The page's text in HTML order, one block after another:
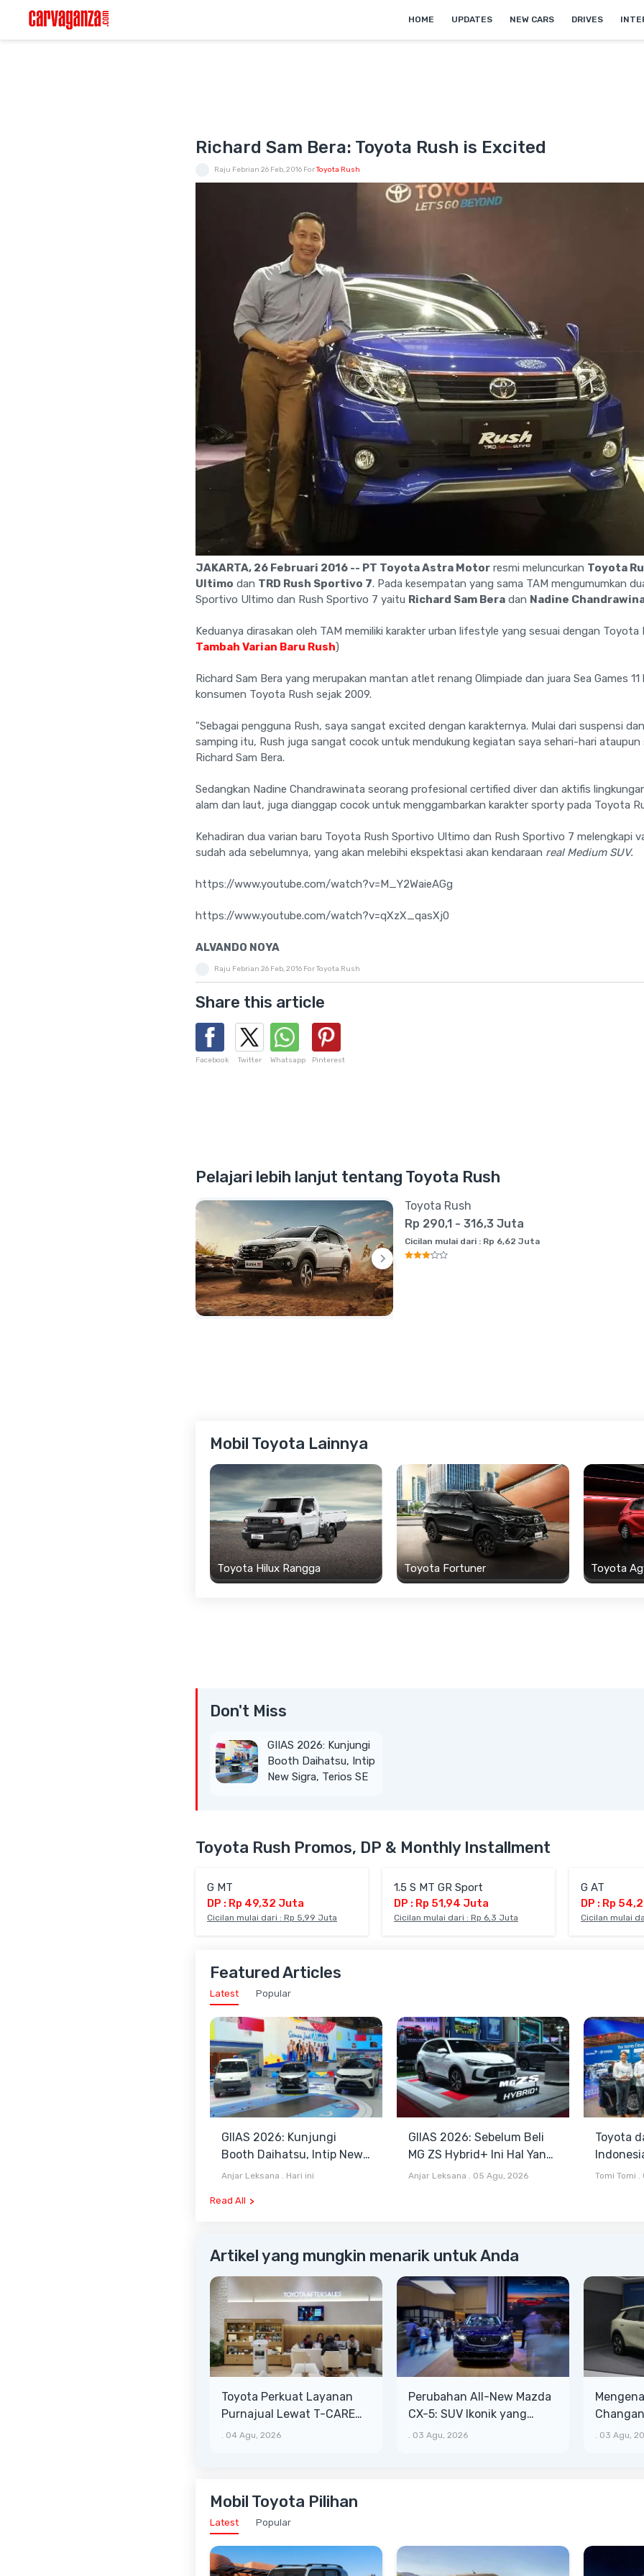
HOME UPDATES NEW CARS DRIVES
Richard Sam Bera: Toyota Rush is Excited
Raju Febrian 26 Feb, 2016 ForToyota Rush
JAKARTA, 26 Februari 2016 -- PT Toyota Astra Motor resmi meluncurkan Toyota
Ultimo dan TRD Rush Sportivo 7. Pada kesempatan yang sama TAM mengumumkan
Sportivo Ultimo dan Rush Sportivo 7 yaitu Richard Sam Bera dan Nadine
Keduanya dirasakan oleh TAM memiliki karakter urban lifestyle yang sesuai dengan Toyota
Tambah Varian Baru Rush)
Richard Sam Bera yang merupakan mantan atlet renang Olimpiade dan juara Sea Games 11
konsumen Toyota Rush sejak 2009.
"Sebagai pengguna Rush, saya sangat excited dengan karakternya. Mulai dari suspensi
samping itu, Rush juga sangat cocok untuk mendukung kegiatan saya sehari-hari ataupun
Richard Sam Bera.
Sedangkan Nadine Chandrawinata seorang profesional certified diver dan aktifis
alam dan laut, juga dianggap cocok untuk menggambarkan karakter sporty pada Toyota
Kehadiran dua varian baru Toyota Rush Sportivo Ultimo dan Rush Sportivo 7 melengkapi
sudah ada sebelumnya, yang akan melebihi ekspektasi akan kendaraan real Medium SUV.
https://www.youtube.com/watch?v=M_Y2WaieAGg
https://www.youtube.com/watch?v=qXzX_qasXj0
ALVANDO NOYA
Raju Febrian 26 Feb, 2016 For Toyota Rush
Share this article
Facebook Twitter Whatsapp Pinterest
Pelajari lebih lanjut tentang Toyota Rush
Toyota Rush
Rp 290,1 - 316,3 Juta
Cicilan mulai dari : Rp 6,62 Juta
Mobil Toyota Lainnya
Toyota Hilux Rangga Toyota Fortuner Toyota
Don't Miss
GIIAS 2026: Kunjungi
Booth Daihatsu, Intip
New Sigra, Terios SE
Toyota Rush Promos, DP & Monthly Installment
G MT
DP : Rp 49,32 Juta
Cicilan mulai dari : Rp 5,99 Juta
1.5 S MT GR Sport
DP : Rp 51,94 Juta
Cicilan mulai dari : Rp 6,3 Juta
G AT
DP : Rp
Cicilan mulai
Featured Articles
Latest Popular
GIIAS 2026: Kunjungi
Booth Daihatsu, Intip New
Sigra, Terios SE hingga
Anjar Leksana . Hari ini
GIIAS 2026: Sebelum Beli
MG ZS Hybrid+ Ini Hal Yang
Wajib Diketahui
Anjar Leksana . 05 Agu, 2026
Toyota
Tomi Tomi .
Read All
Artikel yang mungkin menarik untuk Anda
Toyota Perkuat Layanan
Purnajual Lewat T-CARE
XTRA, Manfaat Lebih Besar
. 04 Agu, 2026
Perubahan All-New Mazda
CX-5: SUV Ikonik yang
Makin Bongsor, Mewah, dan
. 03 Agu, 2026
Lega,
. 03 Agu,
Mobil Toyota Pilihan
Latest Popular